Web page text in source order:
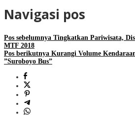
Navigasi pos
Pos sebelumnya Tingkatkan Pariwisata,
MTF 2018
Pos berikutnya Kurangi Volume
”Suroboyo Bus”